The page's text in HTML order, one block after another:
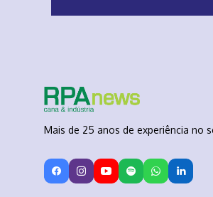
Mais de 25 anos de experiência no